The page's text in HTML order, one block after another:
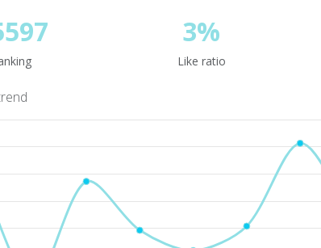
3%
Like ratio